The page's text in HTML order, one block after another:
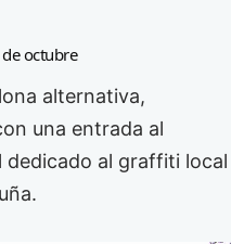
octubre
alternativa,
una entrada al
dedicado al graffiti local